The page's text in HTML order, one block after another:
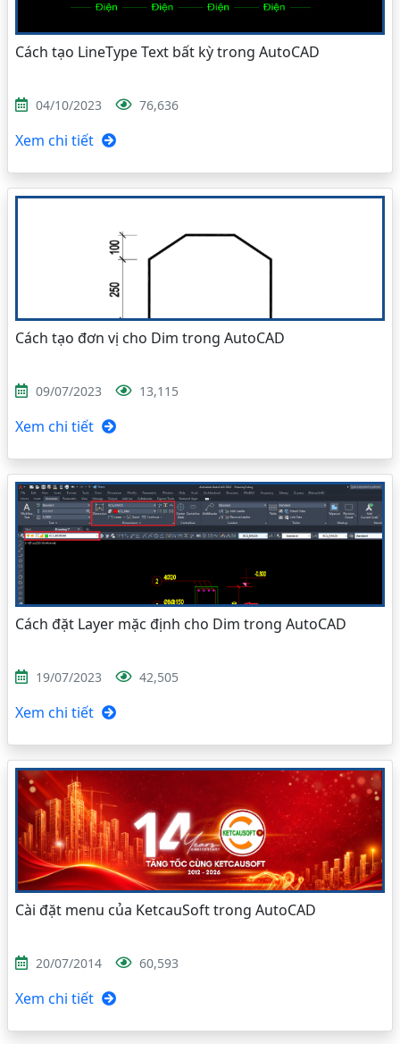
Cách tạo LineType Text bất kỳ trong AutoCAD
04/10/2023 76,636
Xem chi tiết
Cách tạo đơn vị cho Dim trong AutoCAD
09/07/2023 13,115
Xem chi tiết
Cách đặt Layer mặc định cho Dim trong AutoCAD
19/07/2023 42,505
Xem chi tiết
Cài đặt menu của KetcauSoft trong AutoCAD
20/07/2014 60,593
Xem chi tiết